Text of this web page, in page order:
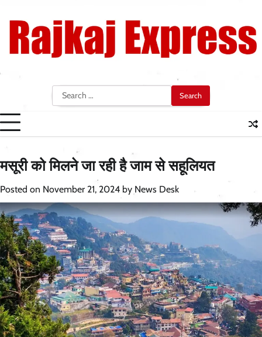
content
Search
for:
मसूरी को मिलने जा रही है जाम से सहूलियत
Posted on November 21, 2024 by News Desk